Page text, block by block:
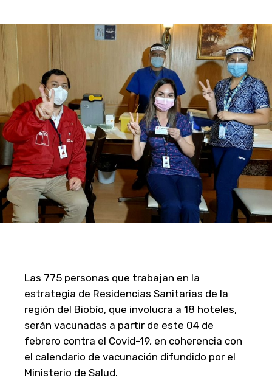
Las 775 personas que trabajan en la
estrategia de Residencias Sanitarias de la
región del Biobío, que involucra a 18 hoteles,
serán vacunadas a partir de este 04 de
febrero contra el Covid-19, en coherencia con
el calendario de vacunación difundido por el
Ministerio de Salud.